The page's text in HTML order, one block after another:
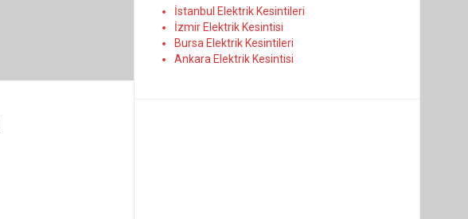
İstanbul Elektrik Kesintileri
İzmir Elektrik Kesintisi
Bursa Elektrik Kesintileri
Ankara Elektrik Kesintisi